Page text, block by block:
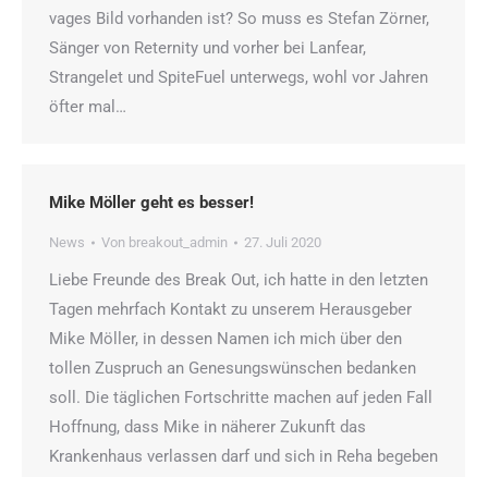
vages Bild vorhanden ist? So muss es Stefan Zörner,
Sänger von Reternity und vorher bei Lanfear,
Strangelet und SpiteFuel unterwegs, wohl vor Jahren
öfter mal…
Mike Möller geht es besser!
News Von breakout_admin 27. Juli 2020
Liebe Freunde des Break Out, ich hatte in den letzten
Tagen mehrfach Kontakt zu unserem Herausgeber
Mike Möller, in dessen Namen ich mich über den
tollen Zuspruch an Genesungswünschen bedanken
soll. Die täglichen Fortschritte machen auf jeden Fall
Hoffnung, dass Mike in näherer Zukunft das
Krankenhaus verlassen darf und sich in Reha begeben